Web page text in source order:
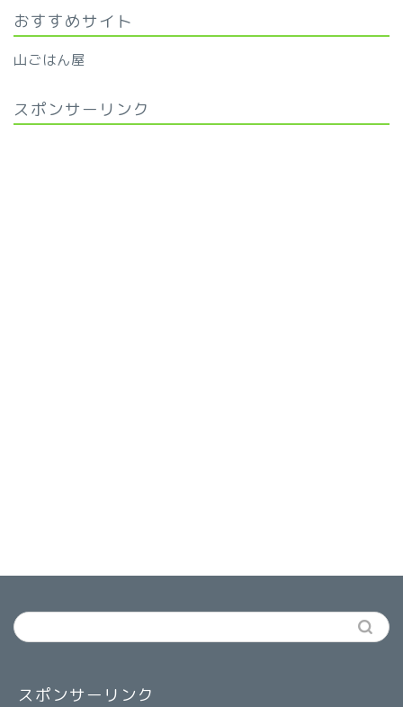
おすすめサイト
山ごはん屋
スポンサーリンク
スポンサーリンク